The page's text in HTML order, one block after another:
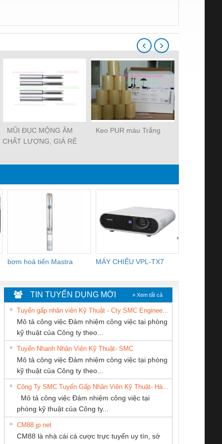
MŨI ĐỤC MỘNG ÂM
CHẤT LƯỢNG, GIÁ RẺ
Keo PUR màu Trắng
‹ ›
bơm hoả tiển Mastra MÁY CHIẾU VPL-TX7
›
An Toàn
Contact
– PSR-
SCP-
FSP/2X1/1X2
Bộ giám sát chuỗi
tấm pin
TRANSCLINIC 16I+
1K5 L (2433950000)
Bộ giám sát dòng
TRANSCLINIC 16I+
(2008130000)
TY TNHH
DV DAI DONG
Tan Dong Cang
company LTD
CÔNG TY TNHH
THIÊN ÂN VIỆT
NAM
TY TNHH
DOANH
PHẦN DÂY VÀ
Thương Mại SX
TIN TUYỂN DỤNG MỚI » Xem tất cả
Tuyển gấp nhân viên Kỹ Thuật - Cty SMC Engineering
Mô tả công việc Đảm nhiệm công việc tại phòng
kỹ thuật của Công ty theo...
Tuyển Nhanh Nhân Viên Kỹ Thuật- SMC
Mô tả công việc Đảm nhiệm công việc tại phòng
kỹ thuật của Công ty theo...
Công Ty SMC Tuyển Gấp Nhân Viên Kỹ Thuật- Hà Nội
Mô tả công việc Đảm nhiệm công việc tại
phòng kỹ thuật của Công ty...
CM88 jp net
CM88 là nhà cái cá cược trực tuyến uy tín, sở